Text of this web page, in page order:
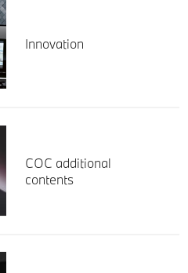
Innovation
COC additional
contents